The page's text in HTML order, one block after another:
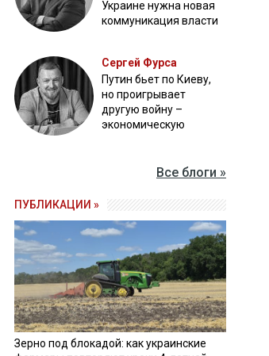
Украине нужна новая
коммуникация власти
Сергей Фурса
Путин бьет по Киеву,
но проигрывает
другую войну –
экономическую
Все блоги »
ПУБЛИКАЦИИ »
Зерно под блокадой: как украинские